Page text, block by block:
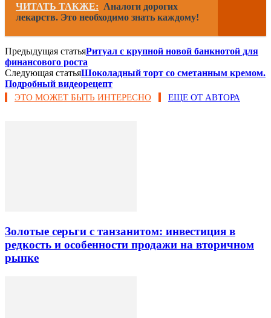
ЧИТАТЬ ТАКЖЕ: Аналоги дорогих
лекарств. Это необходимо знать каждому!
Предыдущая статьяРитуал с крупной новой банкнотой для
финансового роста
Следующая статьяШоколадный торт со сметанным кремом.
Подробный видеорецепт
ЭТО МОЖЕТ БЫТЬ ИНТЕРЕСНО ЕЩЕ ОТ АВТОРА
Золотые серьги с танзанитом: инвестиция в
редкость и особенности продажи на вторичном
рынке